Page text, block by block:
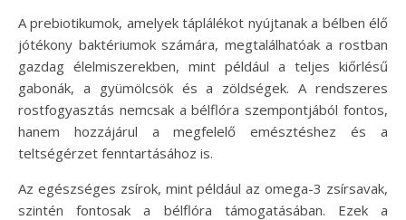
A prebiotikumok, amelyek táplálékot nyújtanak a bélben élő
jótékony baktériumok számára, megtalálhatóak a rostban
gazdag élelmiszerekben, mint például a teljes kiőrlésű
gabonák, a gyümölcsök és a zöldségek. A rendszeres
rostfogyasztás nemcsak a bélflóra szempontjából fontos,
hanem hozzájárul a megfelelő emésztéshez és a
teltségérzet fenntartásához is.
Az egészséges zsírok, mint például az omega-3 zsírsavak,
szintén fontosak a bélflóra támogatásában. Ezek a